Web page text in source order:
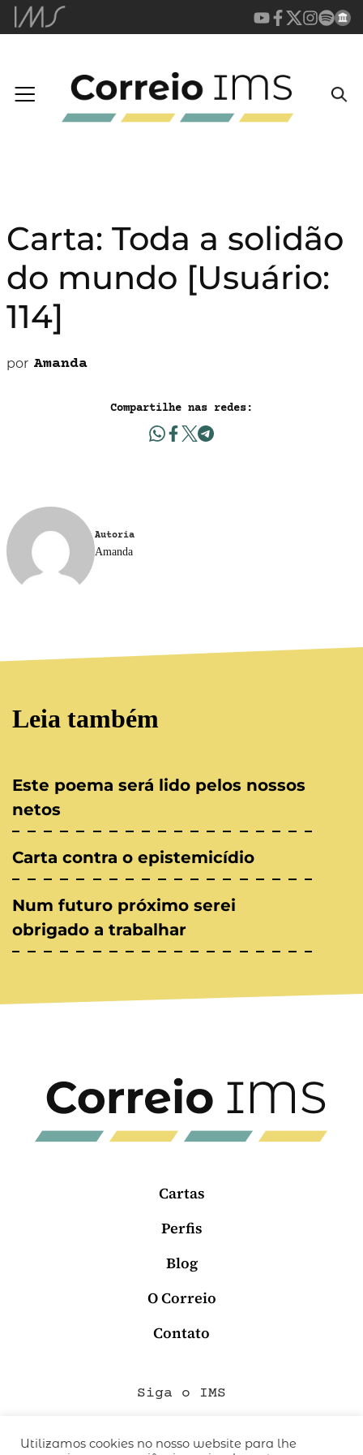
Carta: Toda a solidão
do mundo [Usuário:
114]
por Amanda
Compartilhe nas redes:
Autoria
Amanda
Leia também
Este poema será lido pelos nossos
netos
Carta contra o epistemicídio
Num futuro próximo serei
obrigado a trabalhar
Cartas
Perfis
Blog
O Correio
Contato
Siga o IMS
Utilizamos cookies no nosso website para lhe